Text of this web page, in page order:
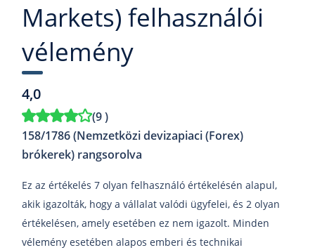
Markets) felhasználói
vélemény
4,0
(9)
158/1786 (Nemzetközi devizapiaci (Forex)
brókerek) rangsorolva
Ez az értékelés 7 olyan felhasználó értékelésén alapul,
akik igazolták, hogy a vállalat valódi ügyfelei, és 2 olyan
értékelésen, amely esetében ez nem igazolt. Minden
vélemény esetében alapos emberi és technikai